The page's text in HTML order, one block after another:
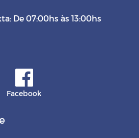
De 07:00hs às 13:00hs
Facebook